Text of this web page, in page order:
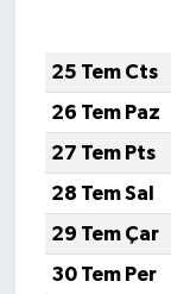
25 Tem Cts
26 Tem Paz
27 Tem Pts
28 Tem Sal
29 Tem Çar
30 Tem Per